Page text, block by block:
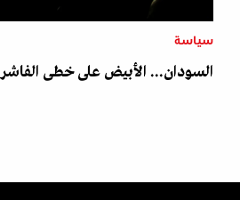
سياسة
السودان... الأبيض على خطى الفاشر